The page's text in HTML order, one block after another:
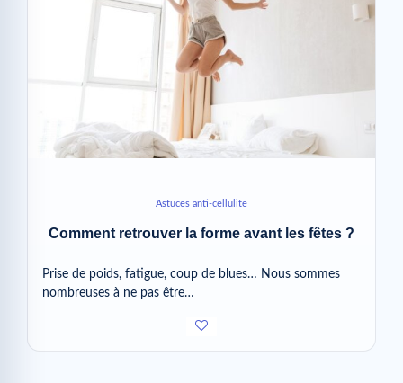
Astuces anti-cellulite
Comment retrouver la forme avant les fêtes ?
Prise de poids, fatigue, coup de blues… Nous sommes
nombreuses à ne pas être…